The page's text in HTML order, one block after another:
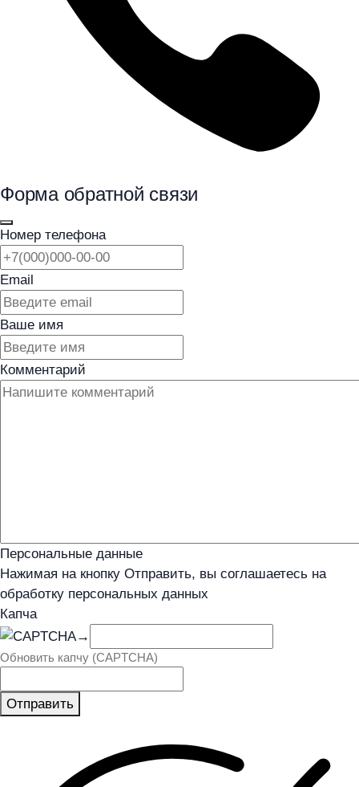
Форма обратной связи
Номер телефона
Email
Ваше имя
Комментарий
Персональные данные
Нажимая на кнопку Отправить, вы соглашаетесь на
обработку персональных данных
Капча
→
Обновить капчу (CAPTCHA)
Отправить